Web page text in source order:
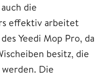
die
effektiv arbeitet
Yeedi Mop Pro, da
besitz, die
Die